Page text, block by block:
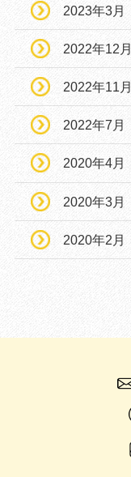
2023年3月
2022年12月
2022年11月
2022年7月
2020年4月
2020年3月
2020年2月